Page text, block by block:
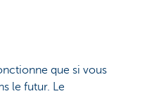
que si vous
le futur. Le